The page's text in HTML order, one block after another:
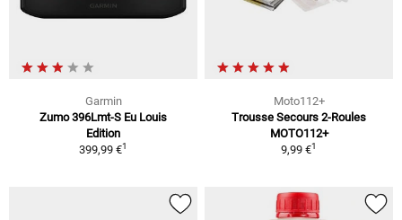
Garmin
Zumo 396Lmt-S Eu Louis
Edition
399,99 €1
Moto112+
Trousse Secours 2-Roules
MOTO112+
9,99 €1